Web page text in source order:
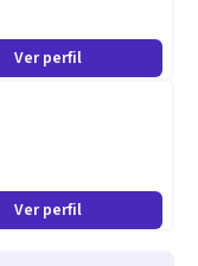
(Talleres).
MBCT-C
Ver perfil
Ver perfil